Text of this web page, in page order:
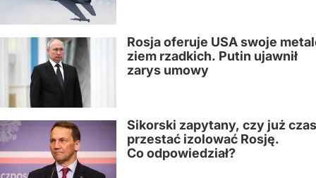
Rosja oferuje USA swoje
ziem rzadkich. Putin ujawnił
zarys umowy
Sikorski zapytany, czy już czas
przestać izolować Rosję.
Co odpowiedział?